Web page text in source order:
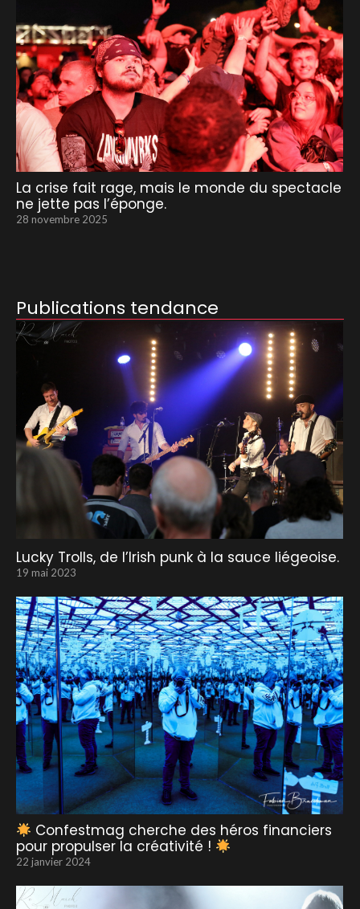
La crise fait rage, mais le monde du spectacle
ne jette pas l’éponge.
28 novembre 2025
Publications tendance
Lucky Trolls, de l’Irish punk à la sauce liégeoise.
19 mai 2023
Confestmag cherche des héros financiers
pour propulser la créativité !
22 janvier 2024